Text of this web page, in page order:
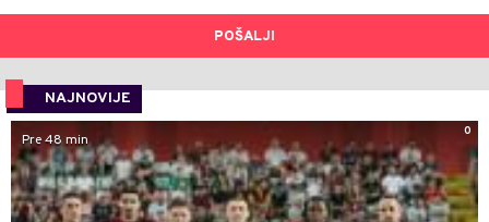
POŠALJI
NAJNOVIJE
0
Pre 48 min